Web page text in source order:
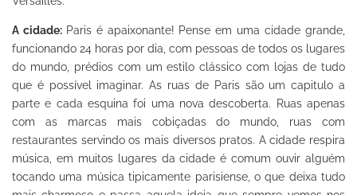
A cidade: Paris é apaixonante! Pense em uma cidade grande,
funcionando 24 horas por dia, com pessoas de todos os lugares
do mundo, prédios com um estilo clássico com lojas de tudo
que é possível imaginar. As ruas de Paris são um capitulo a
parte e cada esquina foi uma nova descoberta. Ruas apenas
com as marcas mais cobiçadas do mundo, ruas com
restaurantes servindo os mais diversos pratos. A cidade respira
música, em muitos lugares da cidade é comum ouvir alguém
tocando uma música tipicamente parisiense, o que deixa tudo